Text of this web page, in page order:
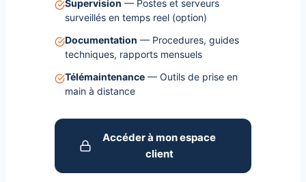
Supervision — Postes et serveurs
surveillés en temps reel (option)
Documentation — Procedures, guides
techniques, rapports mensuels
Télémaintenance — Outils de prise en
main à distance
Accéder à mon espace
client